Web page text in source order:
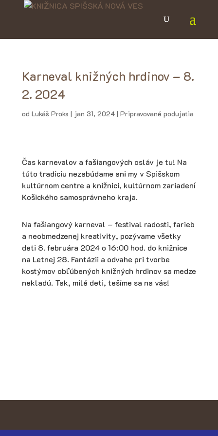
Karneval knižných hrdinov – 8.
2. 2024
od Lukáš Proks | jan 31, 2024| Pripravované podujatia
Čas karnevalov a fašiangových osláv je tu! Na
túto tradíciu nezabúdame ani my v Spišskom
kultúrnom centre a knižnici, kultúrnom zariadení
Košického samosprávneho kraja.
Na fašiangový karneval – festival radosti, farieb
a neobmedzenej kreativity, pozývame všetky
deti 8. februára 2024 o 16:00 hod. do knižnice
na Letnej 28. Fantázii a odvahe pri tvorbe
kostýmov obľúbených knižných hrdinov sa medze
nekladú. Tak, milé deti, tešíme sa na vás!